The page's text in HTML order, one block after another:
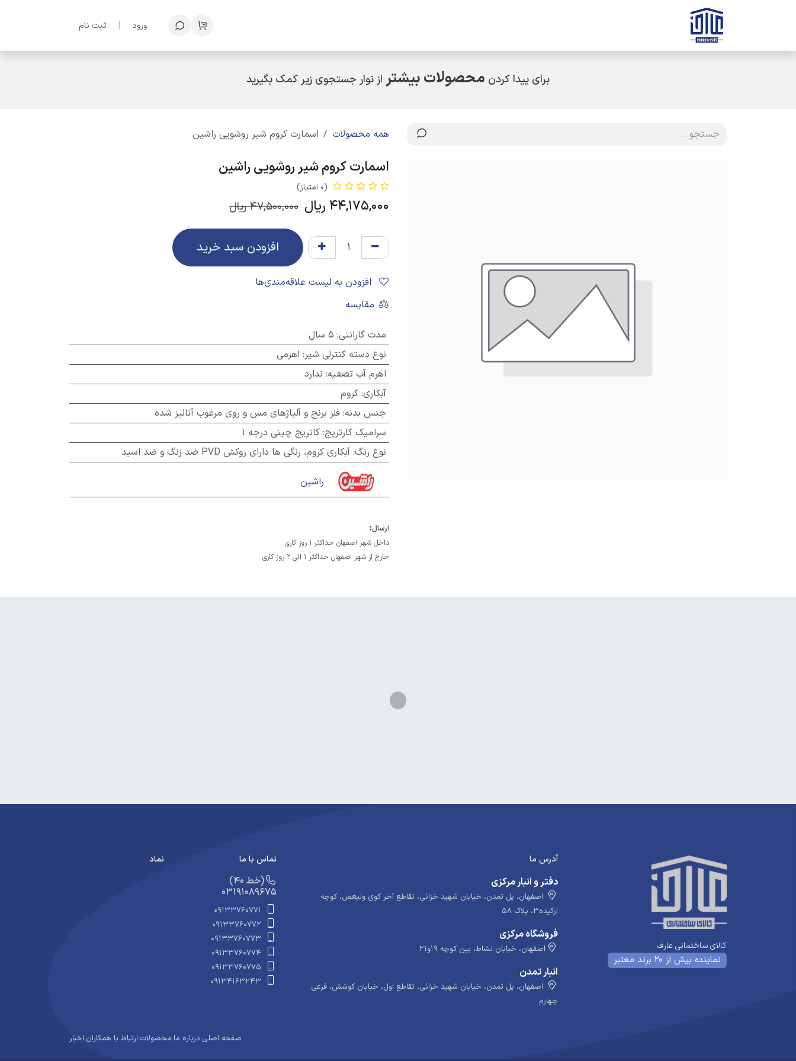
صرف نظر و مشاهده محتوا
ورود | ثبت نام
برای پیدا کردن محصولات بیشتر از نوار جستجوی زیر کمک بگیرید
همه محصولات اسمارت کروم شیر روشویی راشین
اسمارت کروم شیر روشویی راشین
(0 امتیاز)
44,175,000 ریال 47,500,000ریال
افزودن سبد خرید
مقایسه
مدت گارانتی: 5 سال
نوع دسته کنترلی شیر: اهرمی
اهرم آب تصفیه: ندارد
آبکاری: کروم
جنس بدنه: فلز برنج و آلیاژهای مس و روی مرغوب آنالیز شده
سرامیک کارتریج: کاتریج چینی درجه 1
نوع رنگ: آبکاری کروم، رنگی ها دارای روکش PVD ضد زنگ و ضد اسید
راشین
ارسال:
داخل شهر اصفهان حداکثر 1 روز کاری
خارج از شهر اصفهان حداکثر 1 الی 2 روز کاری
کالای ساختمانی عارف
نماینده بیش از 20 برند معتبر
آدرس ما
دفتر و انبار مرکزی
اصفهان، پل تمدن، خیابان شهید خزائی، تقاطع آخر کوی ولیعص، کوچه
ارکیده۳، پلاک ۵۸
فروشگاه مرکزی
اصفهان، خیابان نشاط، بین کوچه ۱۹و۲۱
انبار تمدن
اصفهان، پل تمدن، خیابان شهید خزائی، تقاطع اول، خیابان کوشش، فرعی
چهارم
تماس با ما
​​​ (40 خط)
03191089675
09133760771
09133760772
09133760773
09133760774
09133760775
09134163243
نماد
صفحه اصلی.درباره ما.محصولات.ارتباط با همکاران.اخبار